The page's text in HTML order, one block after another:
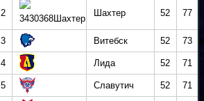
2 Шахтер 52 77
3 Витебск 52 73
4 Лида 52 71
5 Славутич 52 71